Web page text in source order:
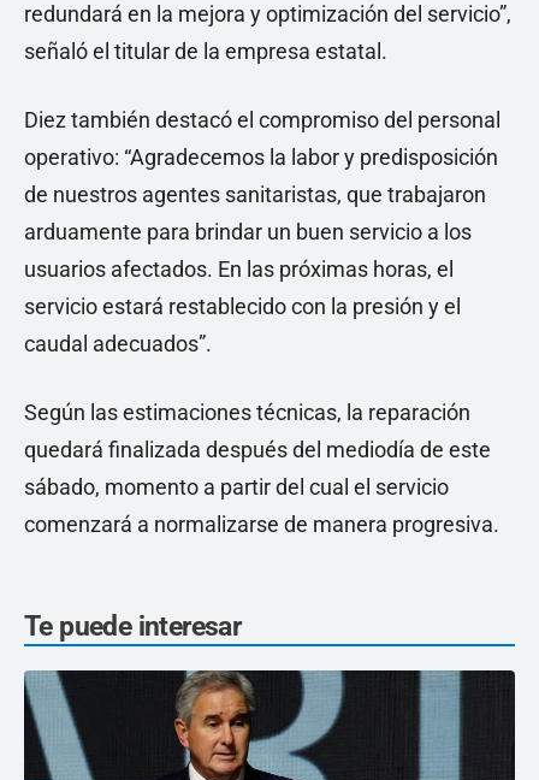
redundará en la mejora y optimización del servicio”,
señaló el titular de la empresa estatal.
Diez también destacó el compromiso del personal
operativo: “Agradecemos la labor y predisposición
de nuestros agentes sanitaristas, que trabajaron
arduamente para brindar un buen servicio a los
usuarios afectados. En las próximas horas, el
servicio estará restablecido con la presión y el
caudal adecuados”.
Según las estimaciones técnicas, la reparación
quedará finalizada después del mediodía de este
sábado, momento a partir del cual el servicio
comenzará a normalizarse de manera progresiva.
Te puede interesar